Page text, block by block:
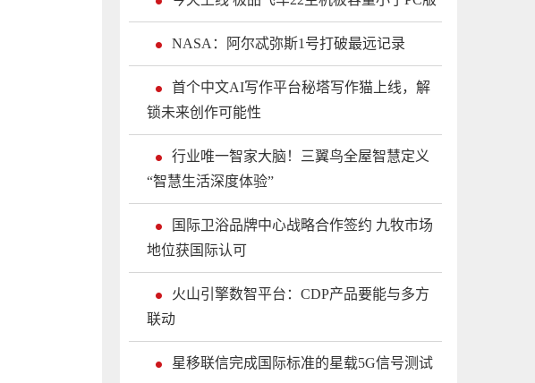
NASA：阿尔忒弥斯1号打破最远记录
首个中文AI写作平台秘塔写作猫上线，解
锁未来创作可能性
行业唯一智家大脑！三翼鸟全屋智慧定义
“智慧生活深度体验”
国际卫浴品牌中心战略合作签约 九牧市场
地位获国际认可
火山引擎数智平台：CDP产品要能与多方
联动
星移联信完成国际标准的星载5G信号测试